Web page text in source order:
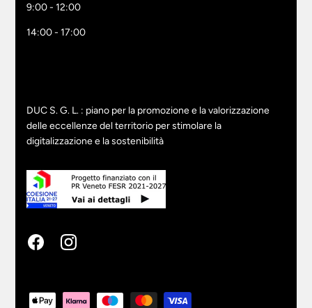
9:00 - 12:00
14:00 - 17:00
DUC S. G. L. : piano per la promozione e la valorizzazione
delle eccellenze del territorio per stimolare la
digitalizzazione e la sostenibilità